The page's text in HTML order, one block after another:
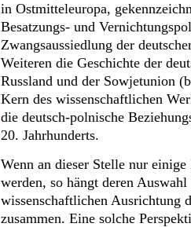
in Ostmitteleuropa,
Besatzungs- und
Zwangsaussiedlung der
Weiteren die Geschichte der
Russland und der Sowjetunion
Kern des wissenschaftlichen
die deutsch-polnische
20. Jahrhunderts.
Wenn an dieser Stelle nur
werden, so hängt deren
wissenschaftlichen Ausrichtung
zusammen. Eine solche